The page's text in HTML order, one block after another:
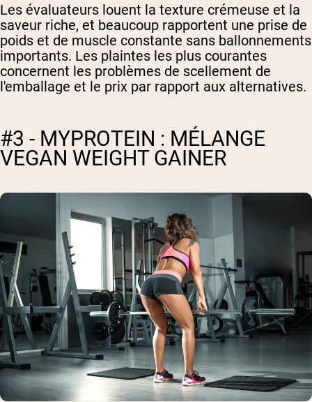
Les évaluateurs louent la texture crémeuse et la
saveur riche, et beaucoup rapportent une prise de
poids et de muscle constante sans ballonnements
importants. Les plaintes les plus courantes
concernent les problèmes de scellement de
l'emballage et le prix par rapport aux alternatives.
#3 - MYPROTEIN : MÉLANGE
VEGAN WEIGHT GAINER